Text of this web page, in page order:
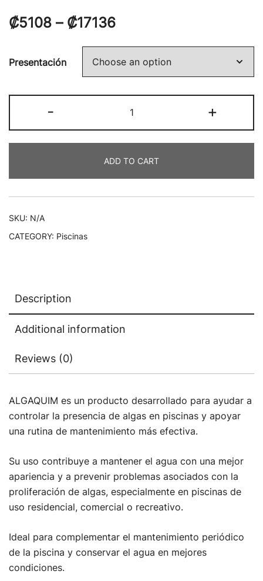
₡5108 – ₡17136
Presentación
- +
ADD TO CART
SKU: N/A
CATEGORY: Piscinas
Description
Additional information
Reviews (0)
ALGAQUIM es un producto desarrollado para ayudar a
controlar la presencia de algas en piscinas y apoyar
una rutina de mantenimiento más efectiva.
Su uso contribuye a mantener el agua con una mejor
apariencia y a prevenir problemas asociados con la
proliferación de algas, especialmente en piscinas de
uso residencial, comercial o recreativo.
Ideal para complementar el mantenimiento periódico
de la piscina y conservar el agua en mejores
condiciones.